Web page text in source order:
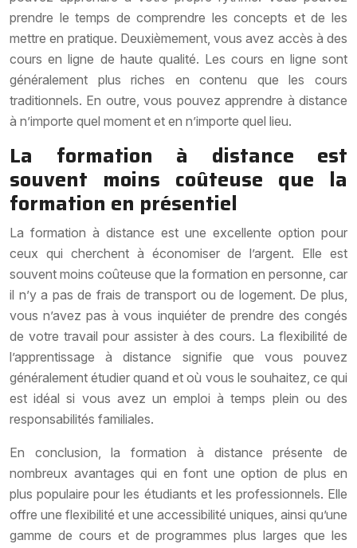
prendre le temps de comprendre les concepts et de les
mettre en pratique. Deuxièmement, vous avez accès à des
cours en ligne de haute qualité. Les cours en ligne sont
généralement plus riches en contenu que les cours
traditionnels. En outre, vous pouvez apprendre à distance
à n’importe quel moment et en n’importe quel lieu.
La formation à distance est
souvent moins coûteuse que la
formation en présentiel
La formation à distance est une excellente option pour
ceux qui cherchent à économiser de l’argent. Elle est
souvent moins coûteuse que la formation en personne, car
il n’y a pas de frais de transport ou de logement. De plus,
vous n’avez pas à vous inquiéter de prendre des congés
de votre travail pour assister à des cours. La flexibilité de
l’apprentissage à distance signifie que vous pouvez
généralement étudier quand et où vous le souhaitez, ce qui
est idéal si vous avez un emploi à temps plein ou des
responsabilités familiales.
En conclusion, la formation à distance présente de
nombreux avantages qui en font une option de plus en
plus populaire pour les étudiants et les professionnels. Elle
offre une flexibilité et une accessibilité uniques, ainsi qu’une
gamme de cours et de programmes plus larges que les